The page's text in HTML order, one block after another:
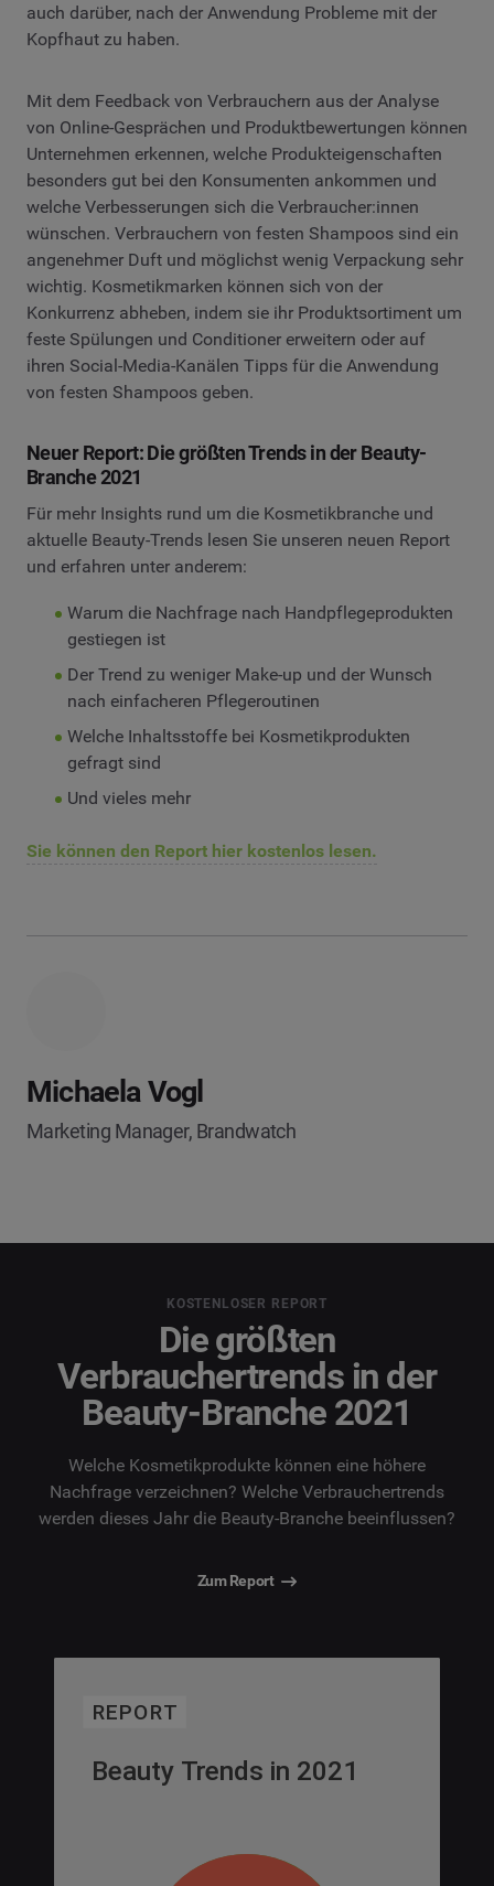
auch darüber, nach der Anwendung Probleme mit der
Kopfhaut zu haben.
Mit dem Feedback von Verbrauchern aus der Analyse
von Online-Gesprächen und Produktbewertungen können
Unternehmen erkennen, welche Produkteigenschaften
besonders gut bei den Konsumenten ankommen und
welche Verbesserungen sich die Verbraucher:innen
wünschen. Verbrauchern von festen Shampoos sind ein
angenehmer Duft und möglichst wenig Verpackung sehr
wichtig. Kosmetikmarken können sich von der
Konkurrenz abheben, indem sie ihr Produktsortiment um
feste Spülungen und Conditioner erweitern oder auf
ihren Social-Media-Kanälen Tipps für die Anwendung
von festen Shampoos geben.
Neuer Report: Die größten Trends in der Beauty-
Branche 2021
Für mehr Insights rund um die Kosmetikbranche und
aktuelle Beauty-Trends lesen Sie unseren neuen Report
und erfahren unter anderem:
Warum die Nachfrage nach Handpflegeprodukten
gestiegen ist
Der Trend zu weniger Make-up und der Wunsch
nach einfacheren Pflegeroutinen
Welche Inhaltsstoffe bei Kosmetikprodukten
gefragt sind
Und vieles mehr
Sie können den Report hier kostenlos lesen.
Michaela Vogl
Marketing Manager, Brandwatch
KOSTENLOSER REPORT
Die größten
Verbrauchertrends in der
Beauty-Branche 2021
Welche Kosmetikprodukte können eine höhere
Nachfrage verzeichnen? Welche Verbrauchertrends
werden dieses Jahr die Beauty-Branche beeinflussen?
Zum Report